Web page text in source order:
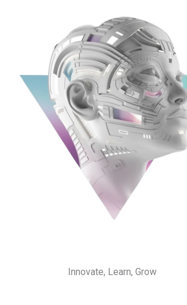
Innovate, Learn, Grow